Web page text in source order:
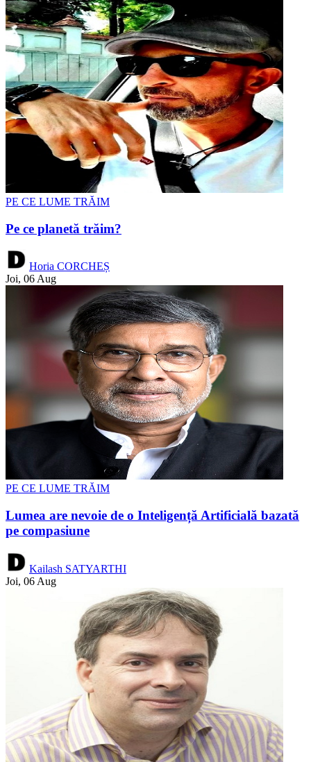
PE CE LUME TRĂIM
Pe ce planetă trăim?
Horia CORCHEȘ
Joi, 06 Aug
PE CE LUME TRĂIM
Lumea are nevoie de o Inteligență Artificială bazată
pe compasiune
Kailash SATYARTHI
Joi, 06 Aug